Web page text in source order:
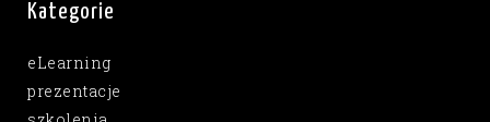
Kategorie
eLearning
prezentacje